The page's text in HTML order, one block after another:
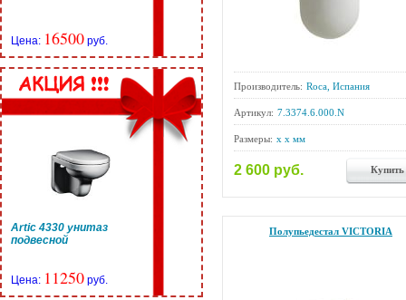
Цена: 16500 руб.
Artic 4330 унитаз
подвесной
Цена: 11250 руб.
Производитель: Roca, Испания
Артикул: 7.3374.6.000.N
Размеры: x x мм
2 600 руб. Купить
Полупьедестал VICTORIA